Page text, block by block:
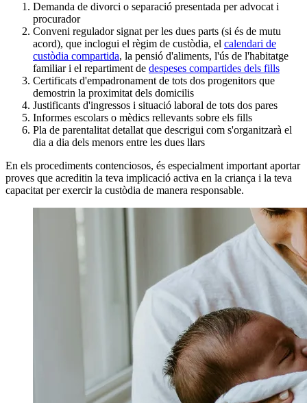
Demanda de divorci o separació presentada per advocat i
procurador
Conveni regulador signat per les dues parts (si és de mutu
acord), que inclogui el règim de custòdia, el calendari de
custòdia compartida, la pensió d'aliments, l'ús de l'habitatge
familiar i el repartiment de despeses compartides dels fills
Certificats d'empadronament de tots dos progenitors que
demostrin la proximitat dels domicilis
Justificants d'ingressos i situació laboral de tots dos pares
Informes escolars o mèdics rellevants sobre els fills
Pla de parentalitat detallat que descrigui com s'organitzarà el
dia a dia dels menors entre les dues llars
En els procediments contenciosos, és especialment important aportar
proves que acreditin la teva implicació activa en la criança i la teva
capacitat per exercir la custòdia de manera responsable.